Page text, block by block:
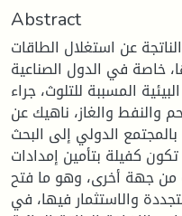
Abstract
عن استغلال الطاقات
خاصة في الدول الصناعية
المسببة للتلوث، جراء
والنفط والغاز، ناهيك عن
الدولي إلى البحث
كفيلة بتأمين إمدادات
من جهة أخرى، وهو ما فتح
والاستثمار فيها، في